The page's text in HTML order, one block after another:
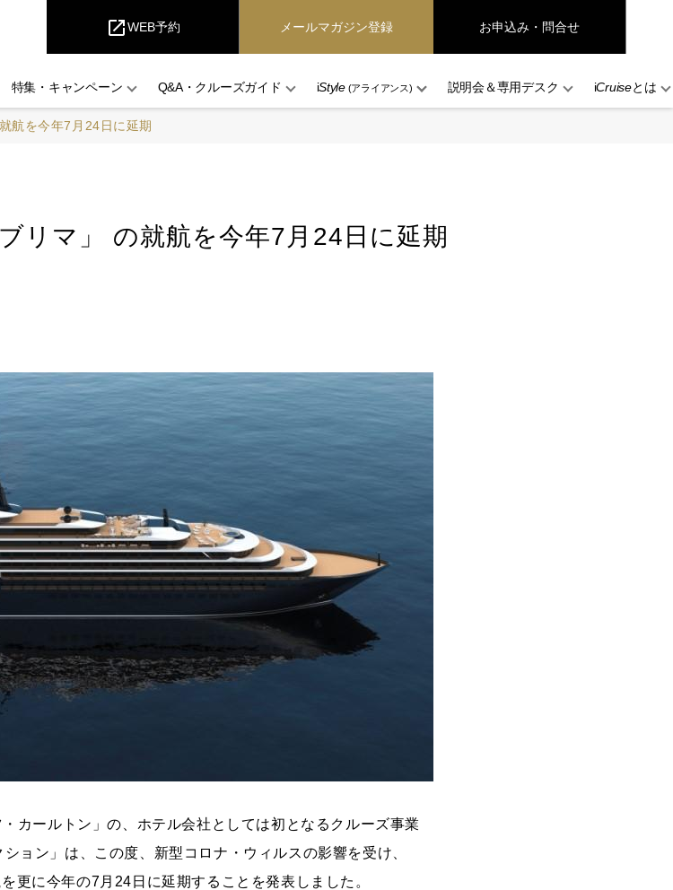
open_in_newWEB予約 メールマガジン登録 お申込み・問合せ
特集・キャンペーン Q&A・クルーズガイド iStyle(アライアンス) 説明会＆専用デスク iCruiseとは
航を今年7月24日に延期
リマ」 の就航を今年7月24日に延期
カールトン」の、ホテル会社としては初となるクルーズ事業
ョン」は、この度、新型コロナ・ウィルスの影響を受け、
更に今年の7月24日に延期することを発表しました。